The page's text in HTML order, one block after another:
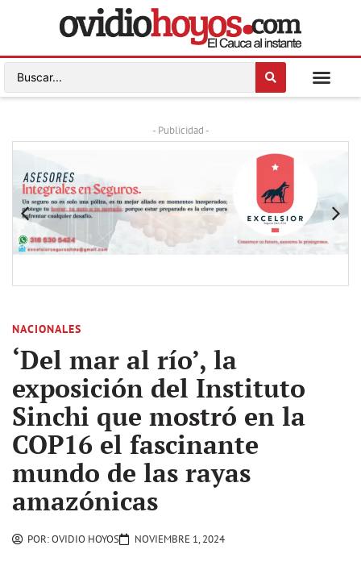
- Publicidad -
NACIONALES
‘Del mar al río’, la
exposición del Instituto
Sinchi que mostró en la
COP16 el fascinante
mundo de las rayas
amazónicas
POR:OVIDIO HOYOS NOVIEMBRE 1, 2024